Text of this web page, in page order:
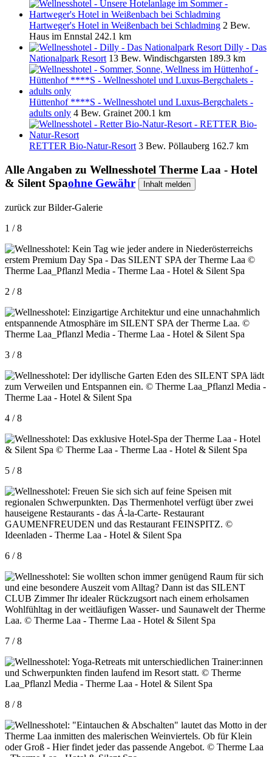
Hartweger's Hotel in Weißenbach bei Schladming 2 Bew.
Haus im Ennstal 242.1 km
Dilly - Das
Nationalpark Resort 13 Bew. Windischgarsten 189.3 km
Hüttenhof ****S - Wellnesshotel und Luxus-Bergchalets -
adults only 4 Bew. Grainet 200.1 km
RETTER Bio-Natur-Resort 3 Bew. Pöllauberg 162.7 km
Alle Angaben zu Wellnesshotel Therme Laa - Hotel
& Silent Spaohne Gewähr Inhalt melden
zurück zur Bilder-Galerie
1 / 8
2 / 8
3 / 8
4 / 8
5 / 8
6 / 8
7 / 8
8 / 8